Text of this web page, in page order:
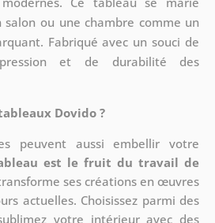
ou une chambre comme un
Fabriqué avec un souci de
et de durabilité des
Dovido ?
peuvent aussi embellir votre
est le fruit du travail de
ses créations en œuvres
actuelles. Choisissez parmi des
votre intérieur avec des